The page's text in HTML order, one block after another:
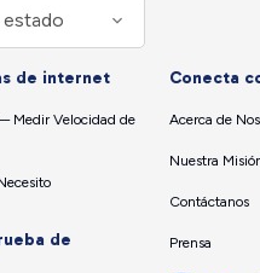
de internet
Medir Velocidad de
de
Conecta
Acerca de
Nuestra
Contáctanos
Prensa